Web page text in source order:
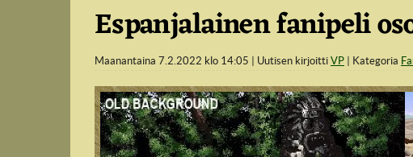
Espanjalainen fanipeli
Maanantaina 7.2.2022 klo 14:05 Uutisen kirjoitti VP Kategoria